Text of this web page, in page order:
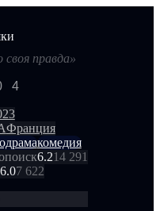
правда»
4
Франция
комедия
6.214 291
6.07 622